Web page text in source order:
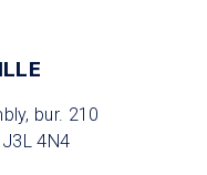
bur. 210
4N4